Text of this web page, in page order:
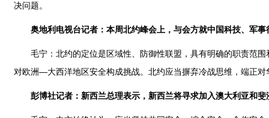
决问题。
奥地利电视台记者：本周北约峰会上，与会方就中国科技、军
毛宁：北约的定位是区域性、防御性联盟，具有明确的职责范
对欧洲—大西洋地区安全构成挑战。北约应当摒弃冷战思维，端正对
彭博社记者：新西兰总理表示，新西兰将寻求加入澳大利亚和